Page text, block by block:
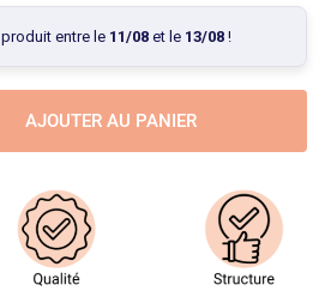
entre le 11/08et le 13/08!
AJOUTER AU PANIER